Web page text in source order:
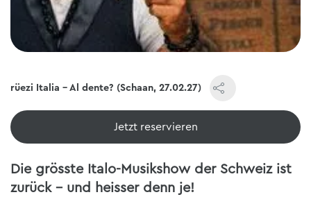
Grüezi Italia - Al dente? (Schaan, 27.02.27)
Jetzt reservieren
Die grösste Italo-Musikshow der Schweiz ist
zurück – und heisser denn je!